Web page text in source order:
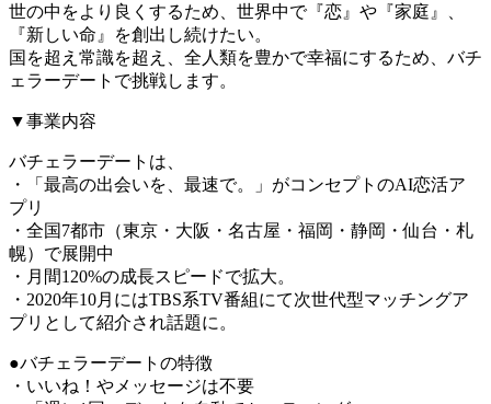
世の中をより良くするため、世界中で『恋』や『家庭』、
『新しい命』を創出し続けたい。
国を超え常識を超え、全人類を豊かで幸福にするため、バチ
ェラーデートで挑戦します。
▼事業内容
バチェラーデートは、
・「最高の出会いを、最速で。」がコンセプトのAI恋活ア
プリ
・全国7都市（東京・大阪・名古屋・福岡・静岡・仙台・札
幌）で展開中
・月間120%の成長スピードで拡大。
・2020年10月にはTBS系TV番組にて次世代型マッチングア
プリとして紹介され話題に。
●バチェラーデートの特徴
・いいね！やメッセージは不要